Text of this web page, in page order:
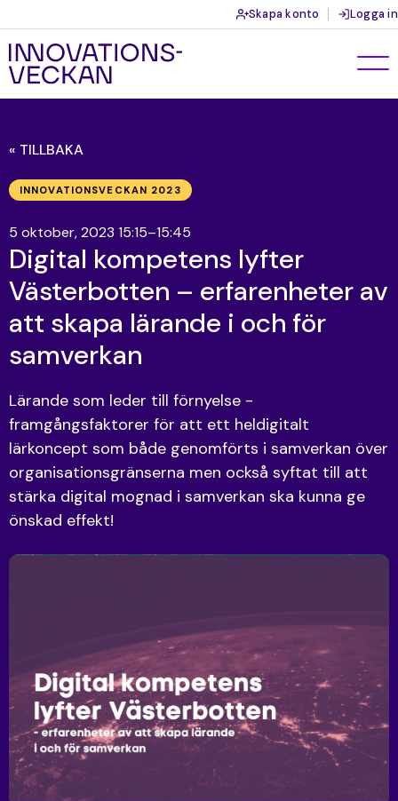
Skapa konto Logga in
« TILLBAKA
INNOVATIONSVECKAN 2023
5 oktober, 2023 15:15–15:45
Digital kompetens lyfter
Västerbotten – erfarenheter av
att skapa lärande i och för
samverkan
Lärande som leder till förnyelse -
framgångsfaktorer för att ett heldigitalt
lärkoncept som både genomförts i samverkan över
organisationsgränserna men också syftat till att
stärka digital mognad i samverkan ska kunna ge
önskad effekt!